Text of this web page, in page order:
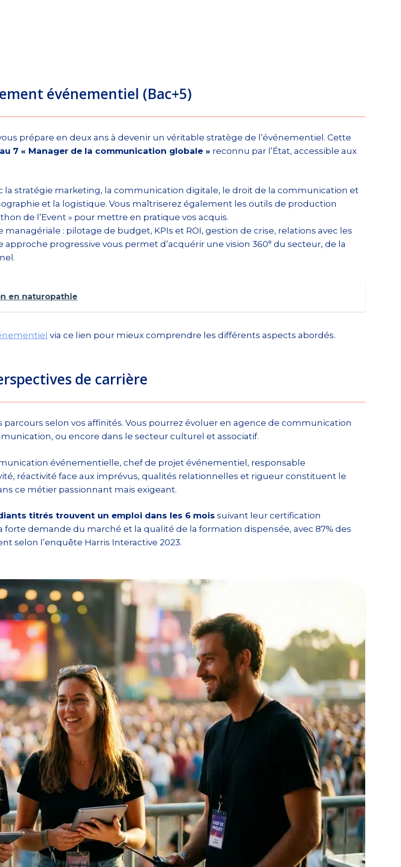
événementiel (Bac+5)
prépare en deux ans à devenir un véritable stratège de l’événementiel. Cette
7 « Manager de la communication globale » reconnu par l’État, accessible aux
la stratégie marketing, la communication digitale, le droit de la communication et
et la logistique. Vous maîtriserez également les outils de production
de l’Event » pour mettre en pratique vos acquis.
: pilotage de budget, KPIs et ROI, gestion de crise, relations avec les
progressive vous permet d’acquérir une vision 360° du secteur, de la
en naturopathie
via ce lien pour mieux comprendre les différents aspects abordés.
de carrière
parcours selon vos affinités. Vous pourrez évoluer en agence de communication
ou encore dans le secteur culturel et associatif.
événementielle, chef de projet événementiel, responsable
réactivité face aux imprévus, qualités relationnelles et rigueur constituent le
ce métier passionnant mais exigeant.
titrés trouvent un emploi dans les 6 mois suivant leur certification
demande du marché et la qualité de la formation dispensée, avec 87% des
selon l’enquête Harris Interactive 2023.